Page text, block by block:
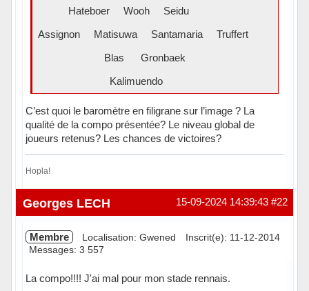
Hateboer Wooh Seidu
Assignon Matisuwa Santamaria Truffert
Blas Gronbaek
Kalimuendo
C’est quoi le baromètre en filigrane sur l’image ? La
qualité de la compo présentée? Le niveau global de
joueurs retenus? Les chances de victoires?
Hopla!
Hors ligne #22
15-09-2024 14:39:43
Georges LECH
Membre Localisation: Gwened
Inscrit(e): 11-12-2014
Messages: 3 557
La compo!!!! J'ai mal pour mon stade rennais.